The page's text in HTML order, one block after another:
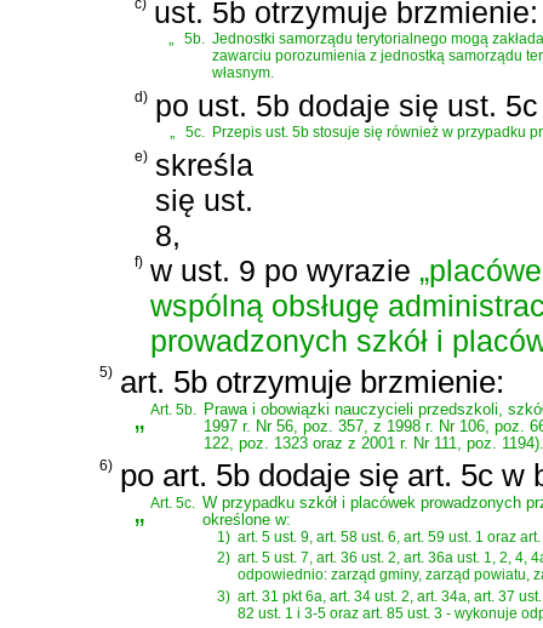
c) ust. 5b otrzymuje brzmienie:
„ 5b. Jednostki samorządu terytorialnego mogą
zawarciu porozumienia z jednostką samorządu
własnym.
d) po ust. 5b dodaje się ust.
„ 5c. Przepis ust. 5b stosuje się również w przypadku
e) skreśla
się ust.
8,
f) w ust. 9 po wyrazie
wspólną obsługę
prowadzonych szkół i
5) art. 5b otrzymuje brzmienie:
„Art. 5b. Prawa i obowiązki nauczycieli przedszkoli,
1997 r. Nr 56, poz. 357, z 1998 r. Nr 106, poz.
122, poz. 1323 oraz z 2001 r. Nr 111, poz. 1194).
6) po art. 5b dodaje się art. 5c w
„Art. 5c.
W przypadku szkół i placówek prowadzonych
określone w:
1) art. 5 ust. 9, art. 58 ust. 6, art. 59 ust. 1 oraz
2) art. 5 ust. 7, art. 36 ust. 2, art. 36a ust. 1, 2, 4,
odpowiednio: zarząd gminy, zarząd powiatu,
3) art. 31 pkt 6a, art. 34 ust. 2, art. 34a, art. 37
82 ust. 1 i 3-5 oraz art. 85 ust. 3 - wykonuje